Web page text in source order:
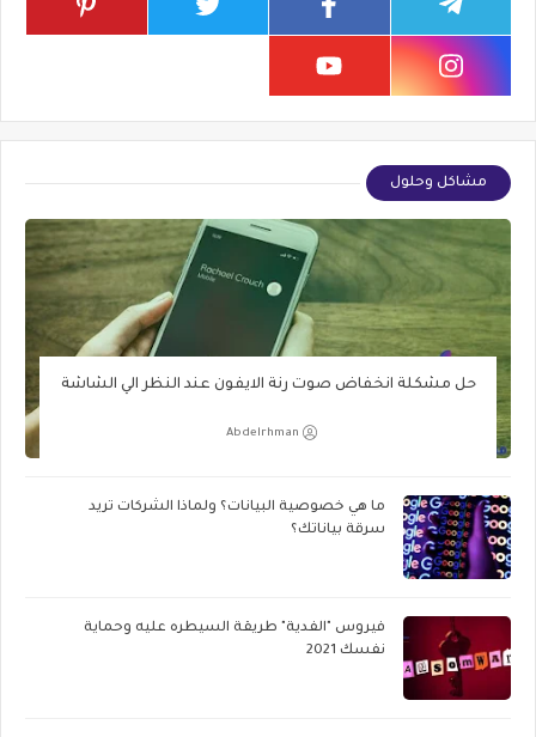
مشاكل وحلول
حل مشكلة انخفاض صوت رنة الايفون عند النظر الي الشاشة
Abdelrhman
ما هي خصوصية البيانات؟ ولماذا الشركات تريد
سرقة بياناتك؟
فيروس "الفدية" طريقة السيطره عليه وحماية
نفسك 2021